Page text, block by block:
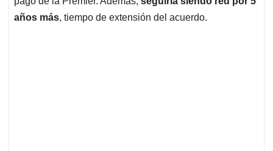
años más, tiempo de extensión del acuerdo.